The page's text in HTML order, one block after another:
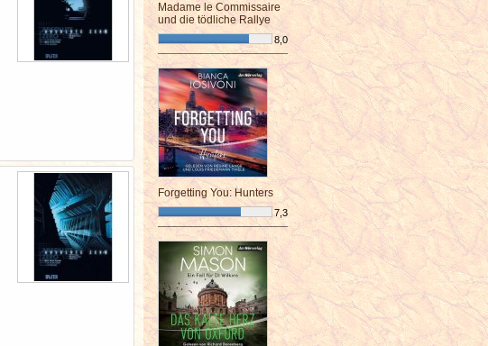
Madame le Commissaire
und die tödliche Rallye
8,0
¯¯¯¯¯¯¯¯¯¯¯¯¯¯¯¯¯¯¯¯¯¯¯¯
Forgetting You: Hunters
7,3
¯¯¯¯¯¯¯¯¯¯¯¯¯¯¯¯¯¯¯¯¯¯¯¯